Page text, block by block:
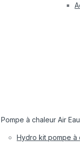
Pompe à chaleur Air Eau
Hydro kit pompe à